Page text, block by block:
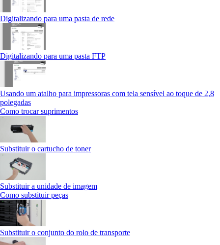
Digitalizando para uma pasta de rede
Digitalizando para uma pasta FTP
Usando um atalho para impressoras com tela sensível ao toque de 2,8
polegadas
Como trocar suprimentos
Substituir o cartucho de toner
Substituir a unidade de imagem
Como substituir peças
Substituir o conjunto do rolo de transporte